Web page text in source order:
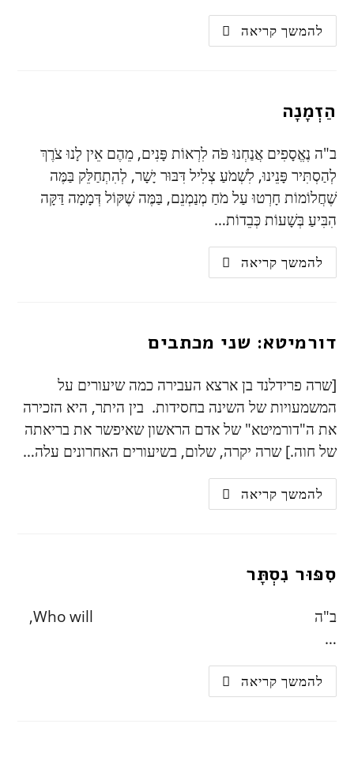
להמשך קריאה
הַזְמָנָה
ב"ה נֶאֱסָפִים אֲנַחְנוּ פֹּה לִרְאוֹת פָּנִים, מֵהֶם אֵין לָנוּ צֹרֶךְ
לְהַסְתִּיר פָּנֵינוּ, לִשְׁמֹעַ צְלִיל דִּבּוּר יָשָׁר, לְהִתְחַלֵּק בַּמֶּה
שֶׁחֲלוֹמוֹת חָרְטוּ עַל מֹחַ מְנַמְנֵם, בַּמֶּה שֶׁקּוֹל דְּמָמָה דַּקָּה
הִבִּיעַ בְּשָׁעוֹת כְּבֵדוֹת…
להמשך קריאה
דורמיטא: שני מכתבים
[שרה פרידלנד בן ארצא העבירה כמה שיעורים על
המשמעויות של השינה בחסידות. בין היתר, היא הזכירה
את ה"דורמיטא" של אדם הראשון שאיפשר את בריאתה
של חוה.] שרה יקרה, שלום, בשיעורים האחרונים עלה…
להמשך קריאה
סִפּוּר נִסְתָּר
ב"ה Who will,
…
להמשך קריאה